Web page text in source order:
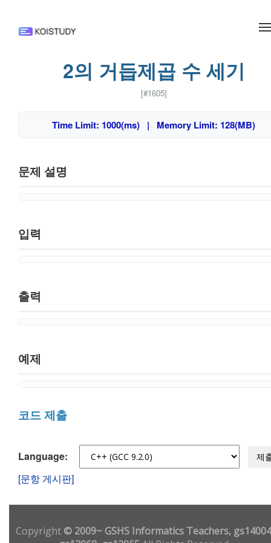
2의 거듭제곱 수 세기
[#1605]
Time Limit: 1000(ms) | Memory Limit: 128(MB)
문제 설명
입력
출력
예제
코드 제출
Language: 제
[문항 게시판]
Copyright© 2009~ GSHS Informatics Teachers,